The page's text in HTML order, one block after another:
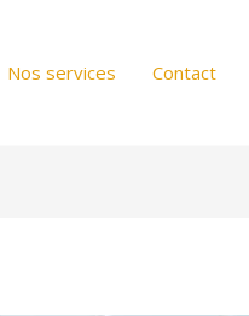
Nos services Contact